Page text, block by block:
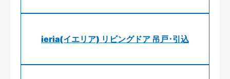
ieria(イエリア) リビングドア 吊戸･引込